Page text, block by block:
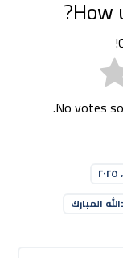
How
No votes
المبارك